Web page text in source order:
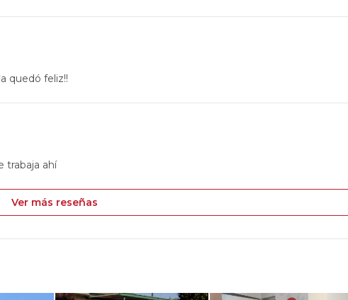
quedó feliz!!
trabaja ahí
Ver más reseñas